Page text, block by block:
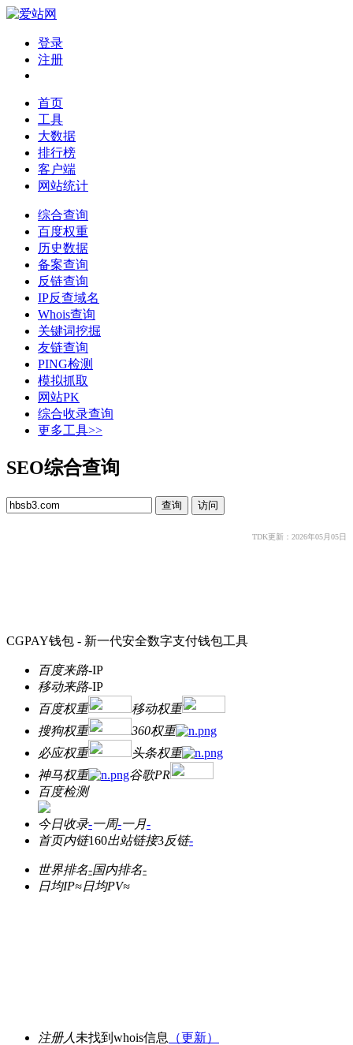
登录
注册
首页
工具
大数据
排行榜
客户端
网站统计
综合查询
百度权重
历史数据
备案查询
反链查询
IP反查域名
Whois查询
关键词挖掘
友链查询
PING检测
模拟抓取
网站PK
综合收录查询
更多工具>>
SEO综合查询
TDK更新：2026年05月05日
CGPAY钱包 - 新一代安全数字支付钱包工具
百度来路-IP
移动来路-IP
百度权重
移动权重
搜狗权重
360权重
必应权重
头条权重
神马权重
谷歌PR
百度检测
今日收录-一周-一月-
首页内链160出站链接3反链-
世界排名-国内排名-
日均IP≈日均PV≈
注册人 未找到whois信息 （更新）